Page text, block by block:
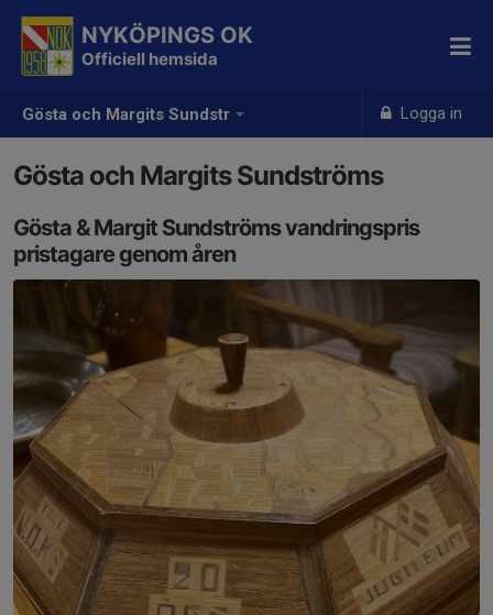
Gösta och Margits Sundstr Logga in
NYKÖPINGS OK
Officiell hemsida
Gösta och Margits Sundströms
Gösta & Margit Sundströms vandringspris
pristagare genom åren